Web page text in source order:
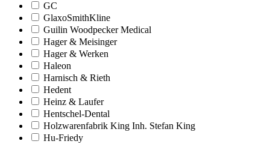
GC
GlaxoSmithKline
Guilin Woodpecker Medical
Hager & Meisinger
Hager & Werken
Haleon
Harnisch & Rieth
Hedent
Heinz & Laufer
Hentschel-Dental
Holzwarenfabrik King Inh. Stefan King
Hu-Friedy